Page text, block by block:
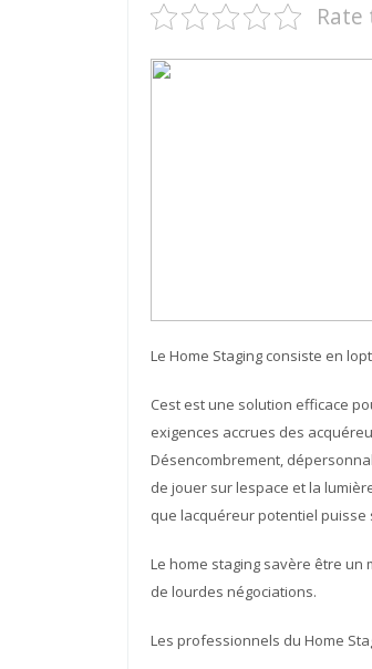
Le Home Staging consiste en
Cest est une solution efficace
exigences accrues des
Désencombrement,
de jouer sur lespace et la
que lacquéreur potentiel puisse
Le home staging savère être
de lourdes négociations.
Les professionnels du Home